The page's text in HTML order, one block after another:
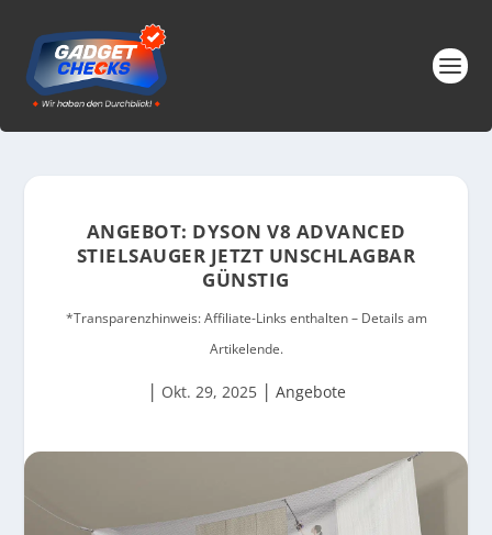
ANGEBOT: DYSON V8 ADVANCED
STIELSAUGER JETZT UNSCHLAGBAR
GÜNSTIG
*Transparenzhinweis: Affiliate-Links enthalten – Details am
Artikelende.
| Okt. 29, 2025| Angebote